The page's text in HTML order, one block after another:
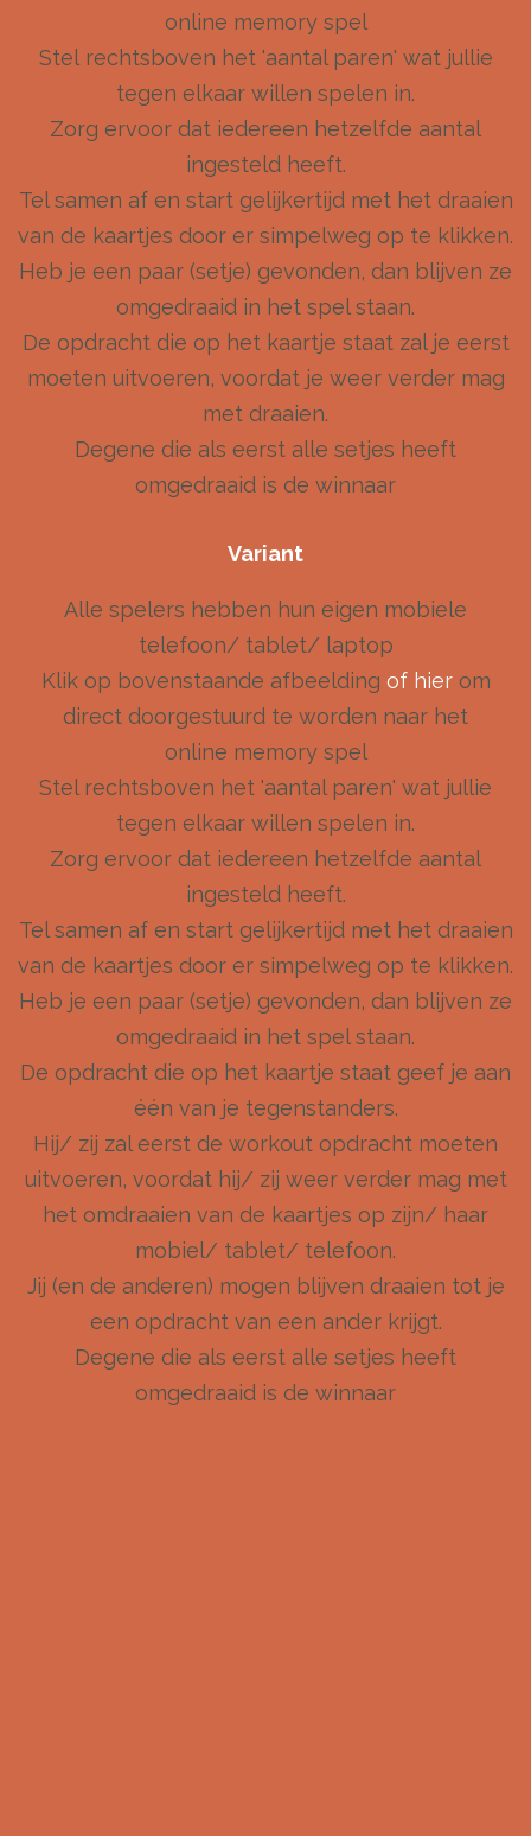
online memory spel
Stel rechtsboven het 'aantal paren' wat jullie
tegen elkaar willen spelen in.
Zorg ervoor dat iedereen hetzelfde aantal
ingesteld heeft.
Tel samen af en start gelijkertijd met het draaien
van de kaartjes door er simpelweg op te klikken.
Heb je een paar (setje) gevonden, dan blijven ze
omgedraaid in het spel staan.
De opdracht die op het kaartje staat zal je eerst
moeten uitvoeren, voordat je weer verder mag
met draaien.
Degene die als eerst alle setjes heeft
omgedraaid is de winnaar
Variant
Alle spelers hebben hun eigen mobiele
telefoon/ tablet/ laptop
Klik op bovenstaande afbeelding of hierom
direct doorgestuurd te worden naar het
online memory spel
Stel rechtsboven het 'aantal paren' wat jullie
tegen elkaar willen spelen in.
Zorg ervoor dat iedereen hetzelfde aantal
ingesteld heeft.
Tel samen af en start gelijkertijd met het draaien
van de kaartjes door er simpelweg op te klikken.
Heb je een paar (setje) gevonden, dan blijven ze
omgedraaid in het spel staan.
De opdracht die op het kaartje staat geef je aan
één van je tegenstanders.
Hij/ zij zal eerst de workout opdracht moeten
uitvoeren, voordat hij/ zij weer verder mag met
het omdraaien van de kaartjes op zijn/ haar
mobiel/ tablet/ telefoon.
Jij (en de anderen) mogen blijven draaien tot je
een opdracht van een ander krijgt.
Degene die als eerst alle setjes heeft
omgedraaid is de winnaar